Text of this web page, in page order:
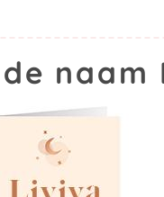
naam